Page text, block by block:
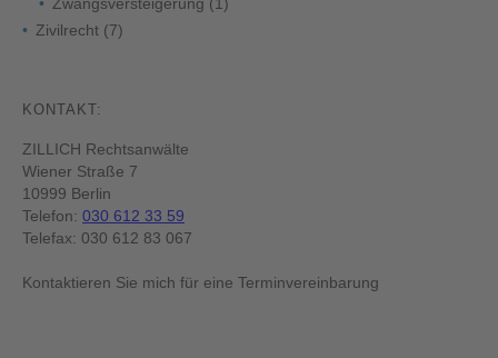
Zivilrecht (7)
KONTAKT:
ZILLICH Rechtsanwälte
Wiener Straße 7
10999 Berlin
Telefon: 030 612 33 59
Telefax: 030 612 83 067
Kontaktieren Sie mich für eine Terminvereinbarung